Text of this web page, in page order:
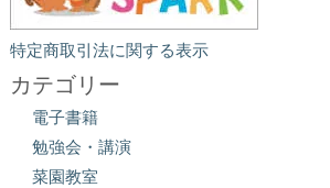
特定商取引法に関する表示
カテゴリー
電子書籍
勉強会・講演
菜園教室